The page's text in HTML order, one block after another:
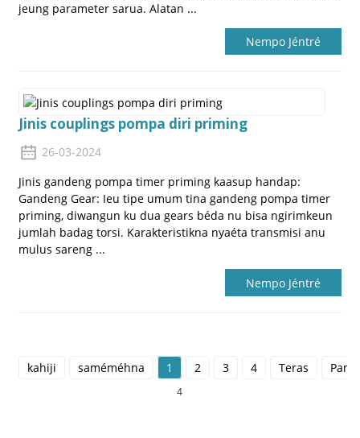
jeung parameter sarua. Alatan ...
Nempo Jéntré
Jinis couplings pompa diri priming
26-03-2024
Jinis gandeng pompa timer priming kaasup handap:
Gandeng Gear: Ieu tipe umum tina gandeng pompa timer
priming, diwangun ku dua gears béda nu bisa ngirimkeun
jumlah badag torsi. Karakteristikna nyaéta transmisi anu
mulus sareng ...
Nempo Jéntré
kahiji saméméhna 1 2 3 4 Teras
4